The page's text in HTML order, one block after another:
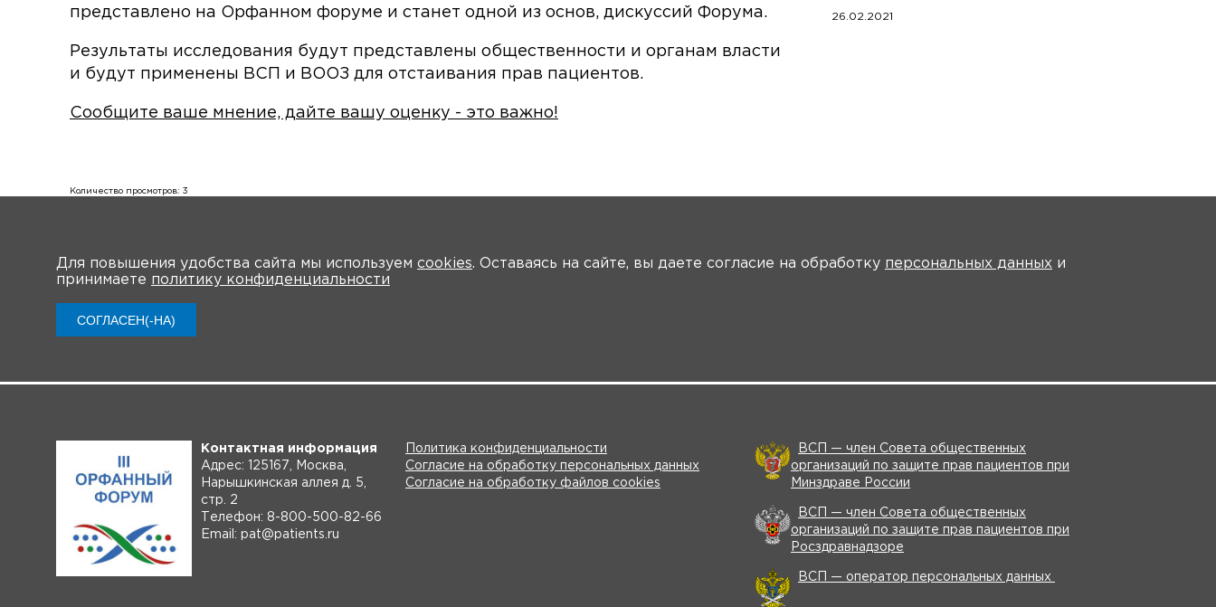
представлено на Орфанном форуме и станет одной из основ, дискуссий Форума.
Результаты исследования будут представлены общественности и органам власти
и будут применены ВСП и ВООЗ для отстаивания прав пациентов.
Сообщите ваше мнение, дайте вашу оценку - это важно!
26.02.2021
Количество просмотров: 3
Для повышения удобства сайта мы используем cookies. Оставаясь на сайте, вы даете согласие на обработку персональных данных и
принимаете политику конфиденциальности
СОГЛАСЕН(-НА)
Контактная информация
Адрес: 125167, Москва,
Нарышкинская аллея д. 5,
стр. 2
Телефон: 8-800-500-82-66
Email: pat@patients.ru
Политика конфиденциальности
Согласие на обработку персональных данных
Согласие на обработку файлов cookies
ВСП — член Совета общественных
организаций по защите прав пациентов при
Минздраве России
ВСП — член Совета общественных
организаций по защите прав пациентов при
Росздравнадзоре
ВСП — оператор персональных данных